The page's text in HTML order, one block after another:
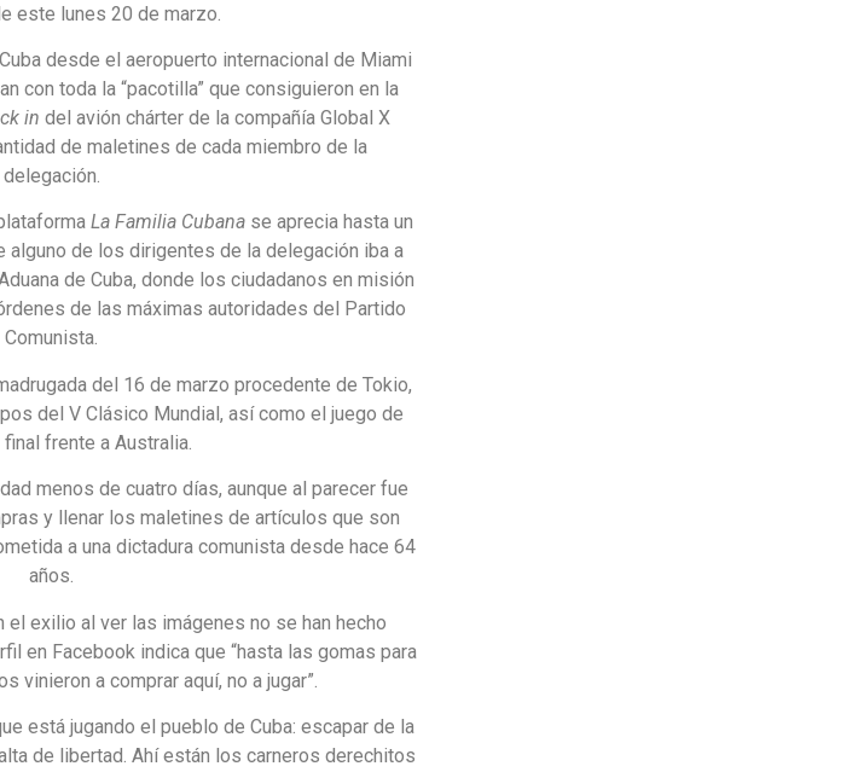
este lunes 20 de marzo.
desde el aeropuerto internacional de Miami
con toda la “pacotilla” que consiguieron en la
in del avión chárter de la compañía Global X
de maletines de cada miembro de la
delegación.
La Familia Cubana se aprecia hasta un
alguno de los dirigentes de la delegación iba a
de Cuba, donde los ciudadanos en misión
de las máximas autoridades del Partido
Comunista.
del 16 de marzo procedente de Tokio,
del V Clásico Mundial, así como el juego de
frente a Australia.
menos de cuatro días, aunque al parecer fue
y llenar los maletines de artículos que son
a una dictadura comunista desde hace 64
años.
exilio al ver las imágenes no se han hecho
en Facebook indica que “hasta las gomas para
vinieron a comprar aquí, no a jugar”.
está jugando el pueblo de Cuba: escapar de la
de libertad. Ahí están los carneros derechitos